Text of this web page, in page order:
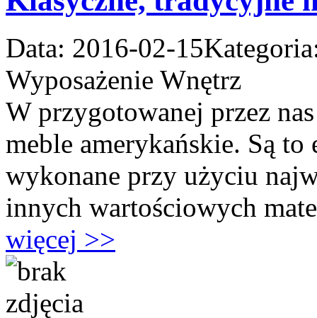
Data: 2016-02-15
Wyposażenie Wnętrz
W przygotowanej przez
meble amerykańskie. Są
wykonane przy użyciu
innych wartościowych
więcej >>